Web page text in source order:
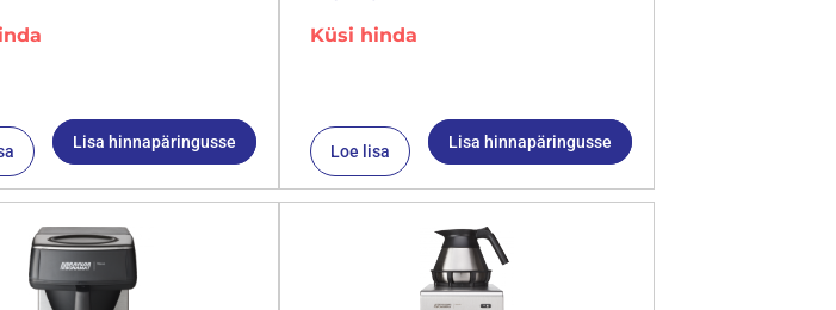
Lisa hinnapäringusse
Küsi hinda
Loe lisa Lisa hinnapäringusse